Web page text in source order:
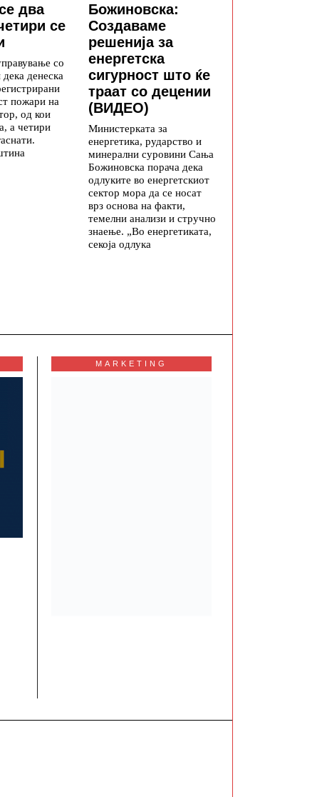
два
се
со
денеска
пожари на
од кои
а четири
Божиновска:
Создаваме
решенија за
енергетска
сигурност што ќе
траат со децении
(ВИДЕО)
Министерката за
енергетика, рударство и
минерални суровини Сања
Божиновска порача дека
одлуките во енергетскиот
сектор мора да се носат
врз основа на факти,
темелни анализи и стручно
знаење. „Во енергетиката,
секоја одлука
MARKETING